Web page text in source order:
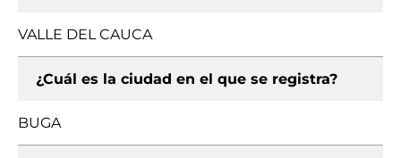
VALLE DEL CAUCA
¿Cuál es la ciudad en el que se registra?
BUGA